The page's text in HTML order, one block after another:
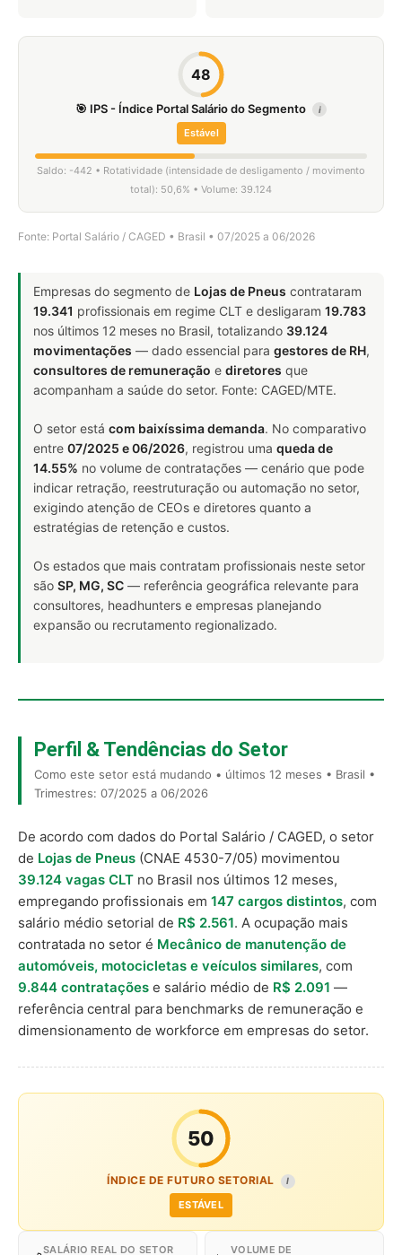
48
🎯 IPS - Índice Portal Salário do Segmento i
Estável
Saldo: -442 • Rotatividade (intensidade de desligamento / movimento
total): 50,6% • Volume: 39.124
Fonte: Portal Salário / CAGED • Brasil • 07/2025 a 06/2026
Empresas do segmento de Lojas de Pneus contrataram
19.341 profissionais em regime CLT e desligaram 19.783
nos últimos 12 meses no Brasil, totalizando 39.124
movimentações — dado essencial para gestores de RH,
consultores de remuneração e diretores que
acompanham a saúde do setor. Fonte: CAGED/MTE.
O setor está com baixíssima demanda. No comparativo
entre 07/2025 e 06/2026, registrou uma queda de
14.55% no volume de contratações — cenário que pode
indicar retração, reestruturação ou automação no setor,
exigindo atenção de CEOs e diretores quanto a
estratégias de retenção e custos.
Os estados que mais contratam profissionais neste setor
são SP, MG, SC — referência geográfica relevante para
consultores, headhunters e empresas planejando
expansão ou recrutamento regionalizado.
Perfil & Tendências do Setor
Como este setor está mudando • últimos 12 meses • Brasil •
Trimestres: 07/2025 a 06/2026
De acordo com dados do Portal Salário / CAGED, o setor
de Lojas de Pneus (CNAE 4530-7/05) movimentou
39.124 vagas CLT no Brasil nos últimos 12 meses,
empregando profissionais em 147 cargos distintos, com
salário médio setorial de R$ 2.561. A ocupação mais
contratada no setor é Mecânico de manutenção de
automóveis, motocicletas e veículos similares, com
9.844 contratações e salário médio de R$ 2.091 —
referência central para benchmarks de remuneração e
dimensionamento de workforce em empresas do setor.
50
ÍNDICE DE FUTURO SETORIAL I
ESTÁVEL
SALÁRIO REAL DO SETOR VOLUME DE